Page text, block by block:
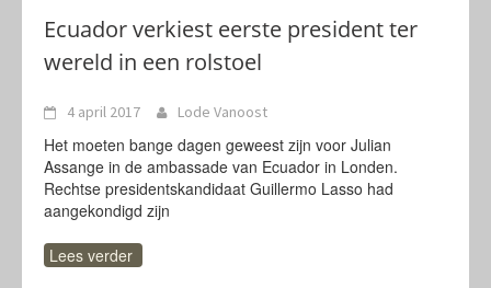
Ecuador verkiest eerste president ter
wereld in een rolstoel
4 april 2017 Lode Vanoost
Het moeten bange dagen geweest zijn voor Julian
Assange in de ambassade van Ecuador in Londen.
Rechtse presidentskandidaat Guillermo Lasso had
aangekondigd zijn
Lees verder